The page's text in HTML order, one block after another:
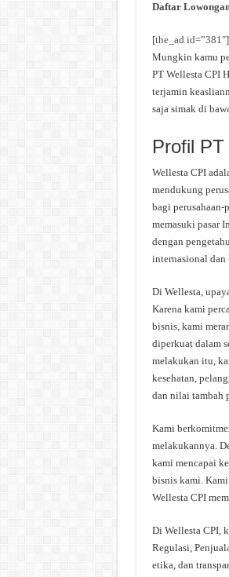
Daftar
[the_ad id=”381″]
Mungkin kamu
PT Wellesta CPI
terjamin
saja simak di
Profil
Wellesta CPI
mendukung
bagi perusahaan-
memasuki pasar
dengan
internasional
Di Wellesta,
Karena kami
bisnis, kami
diperkuat dalam
melakukan itu,
kesehatan,
dan nilai tambah
Kami
melakukannya.
kami mencapai
bisnis kami.
Wellesta CPI
Di Wellesta CPI,
Regulasi,
etika, dan